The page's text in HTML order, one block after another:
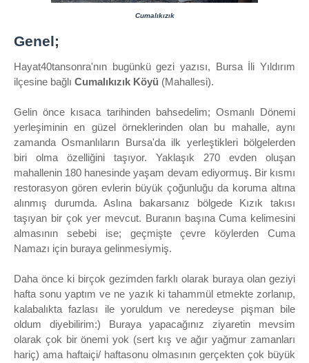
Cumalıkızık
Genel;
Hayat40tansonra'nın bugünkü gezi yazısı, Bursa İli Yıldırım
ilçesine bağlı Cumalıkızık Köyü (Mahallesi).
Gelin önce kısaca tarihinden bahsedelim; Osmanlı Dönemi
yerleşiminin en güzel örneklerinden olan bu mahalle, aynı
zamanda Osmanlıların Bursa'da ilk yerleştikleri bölgelerden
biri olma özelliğini taşıyor. Yaklaşık 270 evden oluşan
mahallenin 180 hanesinde yaşam devam ediyormuş. Bir kısmı
restorasyon gören evlerin büyük çoğunluğu da koruma altına
alınmış durumda. Aslına bakarsanız bölgede Kızık takısı
taşıyan bir çok yer mevcut. Buranın başına Cuma kelimesini
almasının sebebi ise; geçmişte çevre köylerden Cuma
Namazı için buraya gelinmesiymiş.
Daha önce ki birçok gezimden farklı olarak buraya olan geziyi
hafta sonu yaptım ve ne yazık ki tahammül etmekte zorlanıp,
kalabalıkta fazlası ile yoruldum ve neredeyse pişman bile
oldum diyebilirim:) Buraya yapacağınız ziyaretin mevsim
olarak çok bir önemi yok (sert kış ve ağır yağmur zamanları
hariç) ama haftaiçi/ haftasonu olmasının gerçekten çok büyük